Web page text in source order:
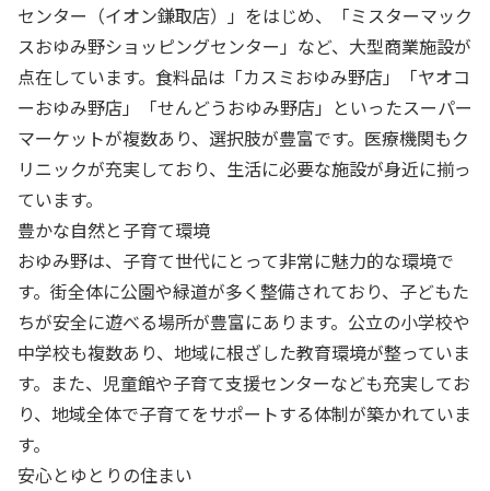
センター（イオン鎌取店）」をはじめ、「ミスターマック
スおゆみ野ショッピングセンター」など、大型商業施設が
点在しています。食料品は「カスミおゆみ野店」「ヤオコ
ーおゆみ野店」「せんどうおゆみ野店」といったスーパー
マーケットが複数あり、選択肢が豊富です。医療機関もク
リニックが充実しており、生活に必要な施設が身近に揃っ
ています。
豊かな自然と子育て環境
おゆみ野は、子育て世代にとって非常に魅力的な環境で
す。街全体に公園や緑道が多く整備されており、子どもた
ちが安全に遊べる場所が豊富にあります。公立の小学校や
中学校も複数あり、地域に根ざした教育環境が整っていま
す。また、児童館や子育て支援センターなども充実してお
り、地域全体で子育てをサポートする体制が築かれていま
す。
安心とゆとりの住まい